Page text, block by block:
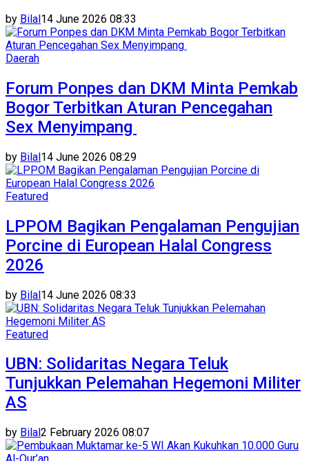
by Bilal14 June 2026 08:33
Daerah
Forum Ponpes dan DKM Minta Pemkab
Bogor Terbitkan Aturan Pencegahan
Sex Menyimpang
by Bilal14 June 2026 08:29
Featured
LPPOM Bagikan Pengalaman Pengujian
Porcine di European Halal Congress
2026
by Bilal14 June 2026 08:33
Featured
UBN: Solidaritas Negara Teluk
Tunjukkan Pelemahan Hegemoni Militer
AS
by Bilal 2 February 2026 08:07